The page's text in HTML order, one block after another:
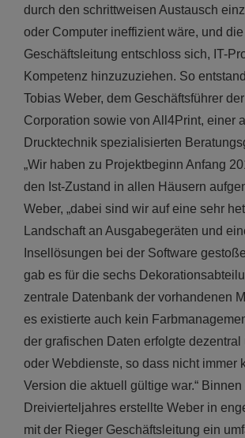
durch den schrittweisen Austausch
oder Computer ineffizient wäre, und die
Geschäftsleitung entschloss sich, IT-
Kompetenz hinzuzuziehen. So
Tobias Weber, dem Geschäftsführer
Corporation sowie von All4Print, einer
Drucktechnik spezialisierten
„Wir haben zu Projektbeginn Anfang
den Ist-Zustand in allen Häusern
Weber, „dabei sind wir auf eine sehr
Landschaft an Ausgabegeräten und
Insellösungen bei der Software
gab es für die sechs
zentrale Datenbank der vorhandenen
es existierte auch kein
der grafischen Daten erfolgte dezentral
oder Webdienste, so dass nicht immer
Version die aktuell gültige war.“
Dreivierteljahres erstellte Weber in
mit der Rieger Geschäftsleitung ein